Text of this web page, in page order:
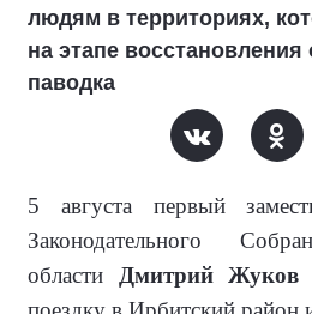
людям в территориях,
на этапе
паводка
5 августа первый
Законодательного
области Дмитрий Жуков